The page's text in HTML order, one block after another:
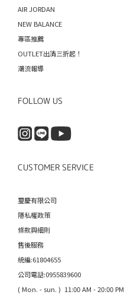
AIR JORDAN
NEW BALANCE
專區推薦
OUTLET出清三折起！
潮流報導
FOLLOW US
CUSTOMER SERVICE
璽慶有限公司
隱私權政策
條款與細則
售後服務
統編:61804655
公司電話:0955839600
( Mon. - sun. ) 11:00 AM - 20:00 PM